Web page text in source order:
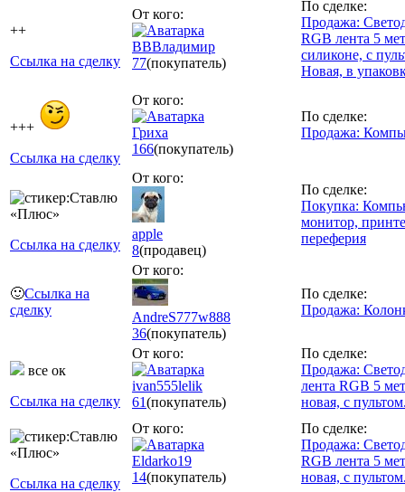
++
Ссылка на сделку
От кого:
ВВВладимир
77(покупатель)
По сделке:
Продажа:
RGB лента 5
силиконе, с
Новая, в
+++
Ссылка на сделку
От кого:
Гриха
166(покупатель)
По сделке:
Продажа:
Ссылка на сделку
От кого:
apple
8(продавец)
По сделке:
Покупка:
монитор,
переферия
🙂Ссылка на
сделку
От кого:
AndreS777w888
36(покупатель)
По сделке:
Продажа:
все ок
Ссылка на сделку
От кого:
ivan555lelik
61(покупатель)
По сделке:
Продажа:
лента RGB 5
новая, с
Ссылка на сделку
От кого:
Eldarko19
14(покупатель)
По сделке:
Продажа:
RGB лента 5
новая, с